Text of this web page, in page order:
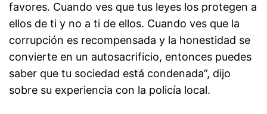
favores. Cuando ves que tus leyes los protegen a
ellos de ti y no a ti de ellos. Cuando ves que la
corrupción es recompensada y la honestidad se
convierte en un autosacrificio, entonces puedes
saber que tu sociedad está condenada”, dijo
sobre su experiencia con la policía local.